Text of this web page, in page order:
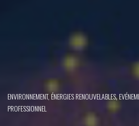
ENVIRONNEMENT, ÉNERGIES RENOUVELABLES,
PROFESSIONNEL